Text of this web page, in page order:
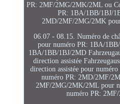
PR: 2MF/2MG/2MK/2ML ou
PR: 1BA/1BB/1BJ/
2MD/2MF/2MG/2MK
06.07 - 08.15. Numéro de
pour numéro PR: 1BA/
1BA/1BB/1BJ/2MD
direction assistée
direction assistée pour
numéro PR: 2MD/2MF/
2MF/2MG/2MK/2ML pour
numéro PR: